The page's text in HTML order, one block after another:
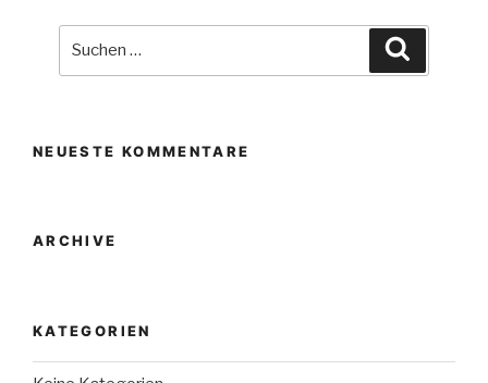
NEUESTE KOMMENTARE
ARCHIVE
KATEGORIEN